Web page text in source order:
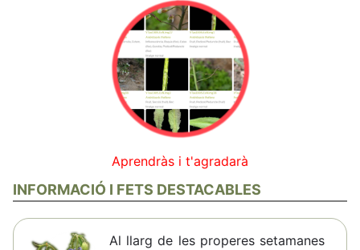
Aprendràs i t'agradarà
INFORMACIÓ I FETS DESTACABLES
Al llarg de les properes setamanes